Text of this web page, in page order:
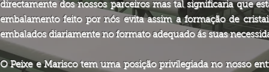
directamente dos nossos parceiros mas tal significaria que
embalamento feito por nós evita assim a formação de
embalados diariamente no formato adequado ás suas
O Peixe e Marisco tem uma posição privilegiada no nosso